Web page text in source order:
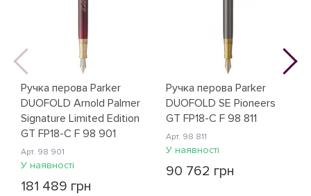
Ручка перова Parker
DUOFOLD Arnold Palmer
Signature Limited Edition
GT FP18-C F 98 901
Арт. 98 901
У наявності
181 489 грн
Ручка перова Parker
DUOFOLD SE Pioneers
GT FP18-C F 98 811
Арт. 98 811
У наявності
90 762 грн